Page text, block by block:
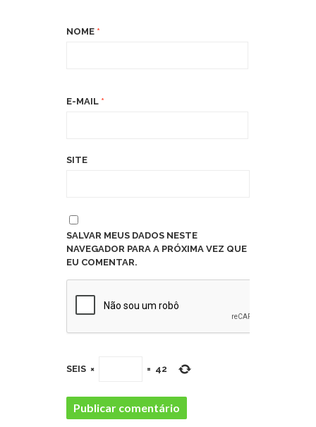
NOME *
E-MAIL *
SITE
SALVAR MEUS DADOS NESTE
NAVEGADOR PARA A PRÓXIMA VEZ QUE
EU COMENTAR.
SEIS × = 42